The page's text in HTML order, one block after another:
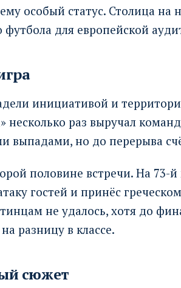
особый статус. Столица на
футбола для европейской
инициативой и
несколько раз выручал
выпадами, но до перерыва
половине встречи. На 73-
гостей и принёс
не удалось, хотя до
разницу в классе.
сюжет